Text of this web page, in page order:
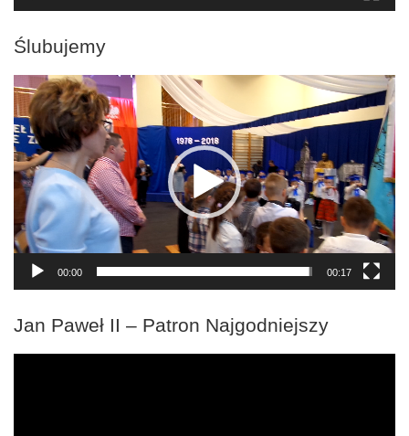
Ślubujemy
Odtwarzacz
video
00:00 00:17
Jan Paweł II – Patron Najgodniejszy